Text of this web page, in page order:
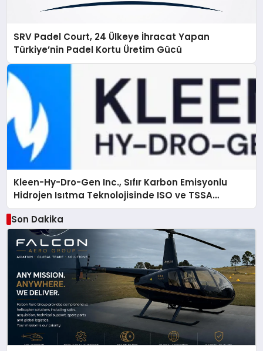
SRV Padel Court, 24 Ülkeye İhracat Yapan
Türkiye’nin Padel Kortu Üretim Gücü
Kleen-Hy-Dro-Gen Inc., Sıfır Karbon Emisyonlu
Hidrojen Isıtma Teknolojisinde ISO ve TSSA
Düzenleyici Onaylarını Aldı
Son Dakika